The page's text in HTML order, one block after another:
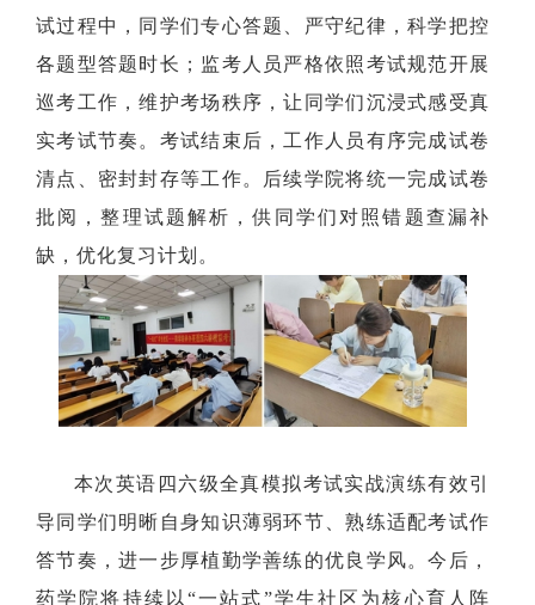
试过程中，同学们专心答题、严守纪律，科学把控
各题型答题时长；监考人员严格依照考试规范开展
巡考工作，维护考场秩序，让同学们沉浸式感受真
实考试节奏。考试结束后，工作人员有序完成试卷
清点、密封封存等工作。后续学院将统一完成试卷
批阅，整理试题解析，供同学们对照错题查漏补
缺，优化复习计划。
本次英语四六级全真模拟考试实战演练有效引
导同学们明晰自身知识薄弱环节、熟练适配考试作
答节奏，进一步厚植勤学善练的优良学风。今后，
药学院将持续以“一站式”学生社区为核心育人阵